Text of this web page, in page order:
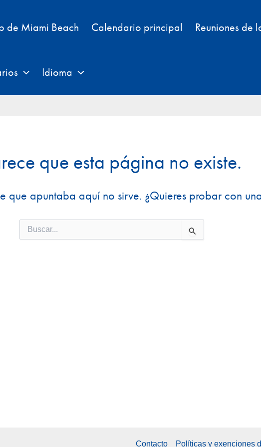
de Miami Beach Calendario principal Reuniones de
Idioma
que esta página no existe.
que apuntaba aquí no sirve. ¿Quieres probar con
por:
Contacto Políticas y exenciones